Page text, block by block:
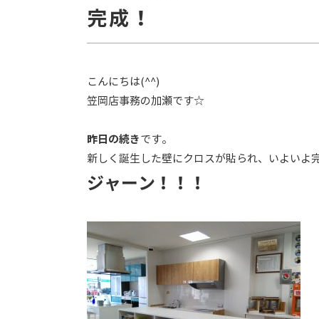
完成！
こんにちは(^^)
笠岡店事務の加瀬です☆
昨日の続きです。
新しく誕生した壁にクロスが貼られ、いよいよ
ジャーン！！！